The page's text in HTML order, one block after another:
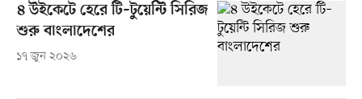
৪ উইকেটে হেরে টি–টুয়েন্টি সিরিজ
শুরু বাংলাদেশের
১৭ জুন ২০২৬